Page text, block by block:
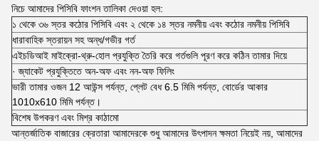
নিচে আমাদের পিসিবি ফাংশন তালিকা দেওয়া হল:
১ থেকে ৩৬ স্তর কঠোর পিসিবি এবং ২ থেকে ১৪ স্তর নমনীয় এবং কঠোর নমনীয় পিসিবি
ধারাবাহিক স্তরায়ন সহ অন্ধ/গভীর গর্ত
এইচডিআই মাইক্রো-থ্রু-হোল প্রযুক্তি তৈরি করে গর্তগুলি পূরণ করে কঠিন তামার দিয়ে
· জ্যাকেট প্রযুক্তিতে অন-অফ এবং নন-অফ ফিলিং
ভারী তামার ওজন 12 আউন্স পর্যন্ত, প্লেট বেধ 6.5 মিমি পর্যন্ত, বোর্ডের আকার
1010x610 মিমি পর্যন্ত।
বিশেষ উপকরণ এবং মিশ্র কাঠামো
আন্তর্জাতিক বাজারের ক্রেতারা আমাদেরকে শুধু আমাদের উৎপাদন ক্ষমতা নিয়েই নয়, আমাদের